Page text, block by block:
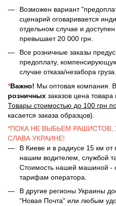
Возможен вариант
сценарий оговаривается
отдельном случае и
превышает 20 000 грн.
Все розничные заказы
предоплату,
случае отказа/незабора груза.
*Важно! Мы оптовая компания.
розничных заказов цена
Товары стоимостью до 100 грн
касается заказа образцов).
*ПОКА НЕ ВЫБЬЕМ РАШИСТОВ,
СЛАВА УКРАИНЕ!
В Киеве и в радиусе 15 км от
нашим водителем, службой
Стоимость нашей машиной -
тарифам оператора.
В другие регионы Украины
"Новая Почта" или любым